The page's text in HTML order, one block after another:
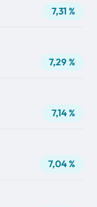
7,31 %
7,29 %
7,14 %
7,04 %